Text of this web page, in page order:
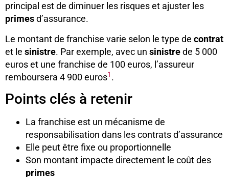
principal est de diminuer les risques et ajuster les
primesd’assurance.
Le montant de franchise varie selon le type de contrat
et le sinistre. Par exemple, avec un sinistrede 5 000
euros et une franchise de 100 euros, l’assureur
remboursera 4 900 euros1 .
Points clés à retenir
La franchise est un mécanisme de
responsabilisation dans les contrats d’assurance
Elle peut être fixe ou proportionnelle
Son montant impacte directement le coût des
primes